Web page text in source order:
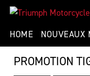
HOME NOUVEAUX
PROMOTION